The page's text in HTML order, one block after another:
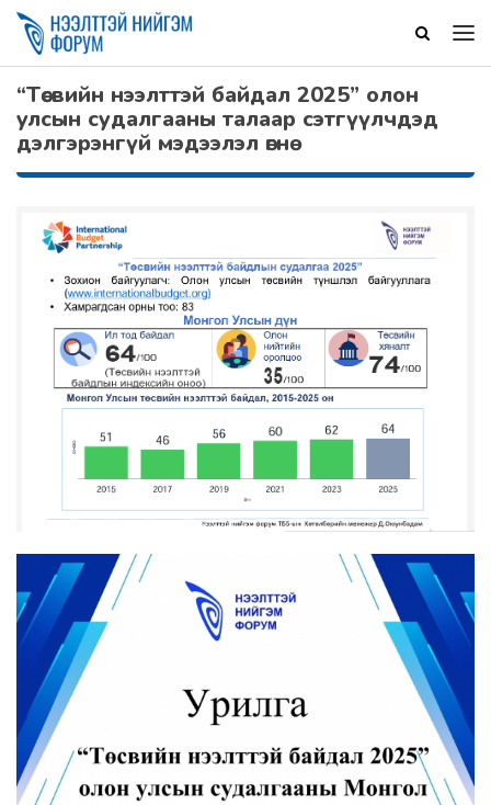
“Төсвийн нээлттэй байдал 2025” олон
улсын судалгааны талаар сэтгүүлчдэд
дэлгэрэнгүй мэдээлэл өгнө